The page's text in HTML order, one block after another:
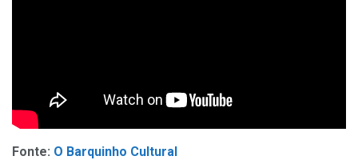
Fonte: O Barquinho Cultural